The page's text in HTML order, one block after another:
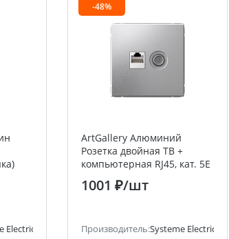
Electric (ранее Schneider Electric)
-48%
ArtGallery Алюминий
Розетка двойная ТВ +
компьютерная RJ45, кат. 5Е
Systeme Electric (Schneider
Electric)
1001 ₽/шт
Производитель:Systeme Electric